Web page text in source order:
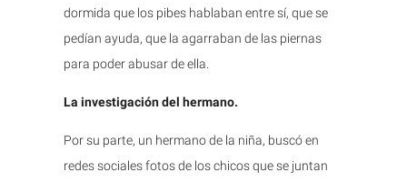
dormida que los pibes hablaban entre sí, que se
pedían ayuda, que la agarraban de las piernas
para poder abusar de ella.
La investigación del hermano.
Por su parte, un hermano de la niña, buscó en
redes sociales fotos de los chicos que se juntan